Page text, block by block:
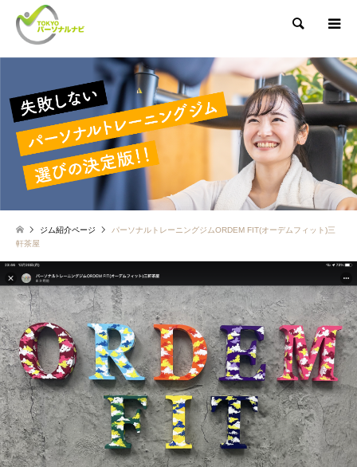
検索
ジム紹介ページ
パーソナルトレーニングジムORDEM FIT(オーデムフィット)三
軒茶屋